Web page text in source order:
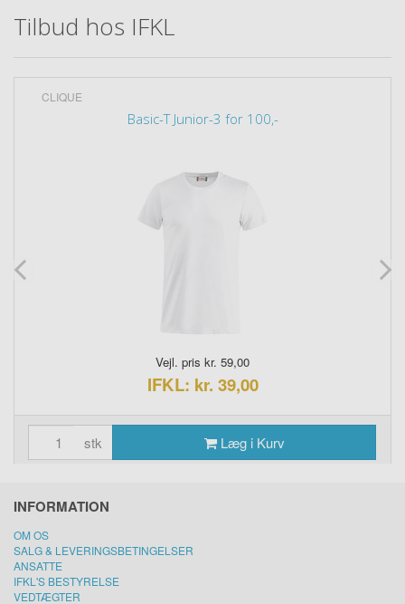
Tilbud hos IFKL
CLIQUE
Basic-T Junior-3 for 100,-
Vejl. pris kr. 59,00
IFKL: kr. 39,00
stk Læg i Kurv
INFORMATION
OM OS
SALG & LEVERINGSBETINGELSER
ANSATTE
IFKL'S BESTYRELSE
VEDTÆGTER